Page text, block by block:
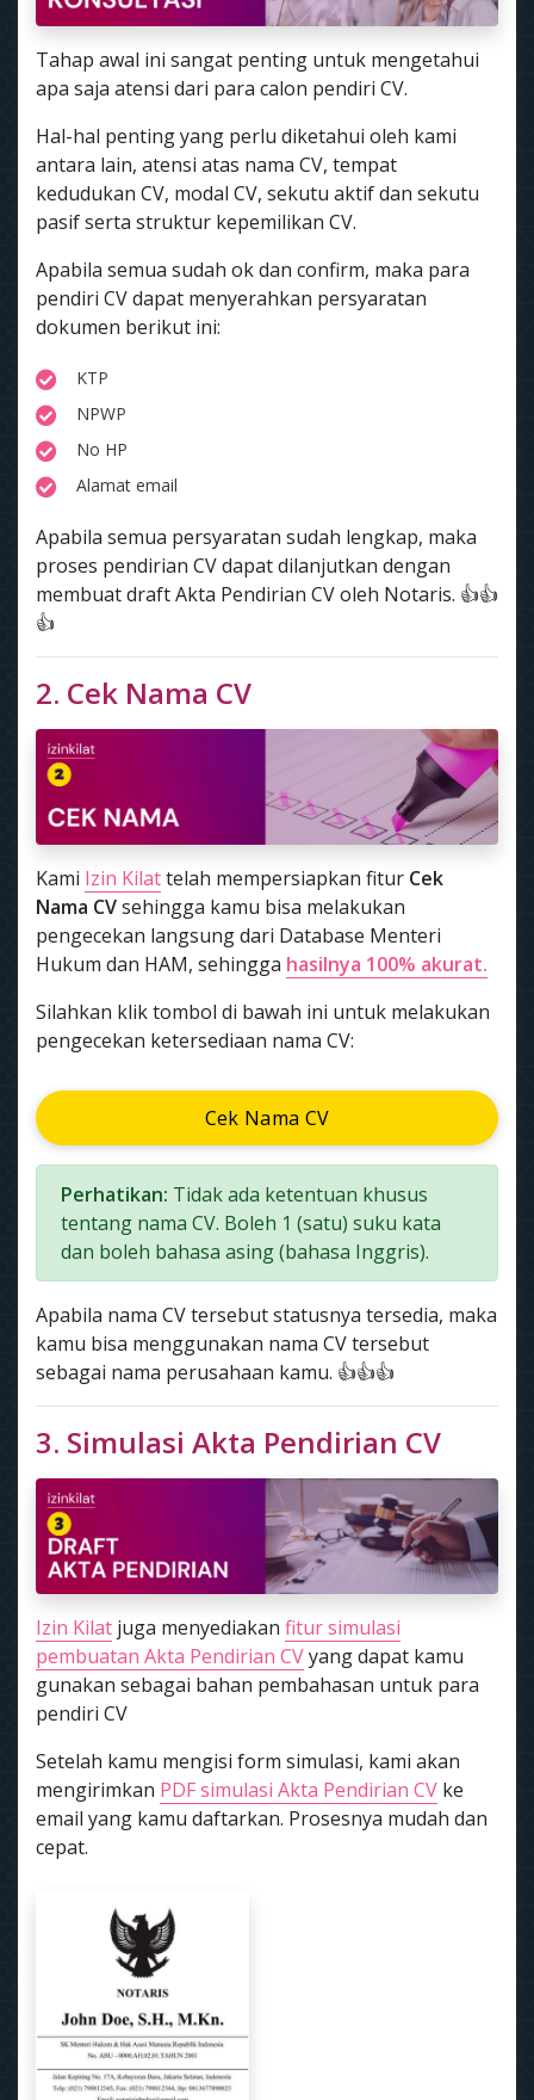
Tahap awal ini sangat penting untuk mengetahui
apa saja atensi dari para calon pendiri CV.
Hal-hal penting yang perlu diketahui oleh kami
antara lain, atensi atas nama CV, tempat
kedudukan CV, modal CV, sekutu aktif dan sekutu
pasif serta struktur kepemilikan CV.
Apabila semua sudah ok dan confirm, maka para
pendiri CV dapat menyerahkan persyaratan
dokumen berikut ini:
KTP
NPWP
No HP
Alamat email
Apabila semua persyaratan sudah lengkap, maka
proses pendirian CV dapat dilanjutkan dengan
membuat draft Akta Pendirian CV oleh Notaris. 👍👍
👍
2. Cek Nama CV
Kami Izin Kilattelah mempersiapkan fitur Cek
Nama CVsehingga kamu bisa melakukan
pengecekan langsung dari Database Menteri
Hukum dan HAM, sehingga hasilnya 100% akurat.
Silahkan klik tombol di bawah ini untuk melakukan
pengecekan ketersediaan nama CV:
Cek Nama CV
Perhatikan: Tidak ada ketentuan khusus
tentang nama CV. Boleh 1 (satu) suku kata
dan boleh bahasa asing (bahasa Inggris).
Apabila nama CV tersebut statusnya tersedia, maka
kamu bisa menggunakan nama CV tersebut
sebagai nama perusahaan kamu. 👍👍👍
3. Simulasi Akta Pendirian CV
Izin Kilat juga menyediakan fitur simulasi
pembuatan Akta Pendirian CVyang dapat kamu
gunakan sebagai bahan pembahasan untuk para
pendiri CV
Setelah kamu mengisi form simulasi, kami akan
mengirimkan PDF simulasi Akta Pendirian CV ke
email yang kamu daftarkan. Prosesnya mudah dan
cepat.